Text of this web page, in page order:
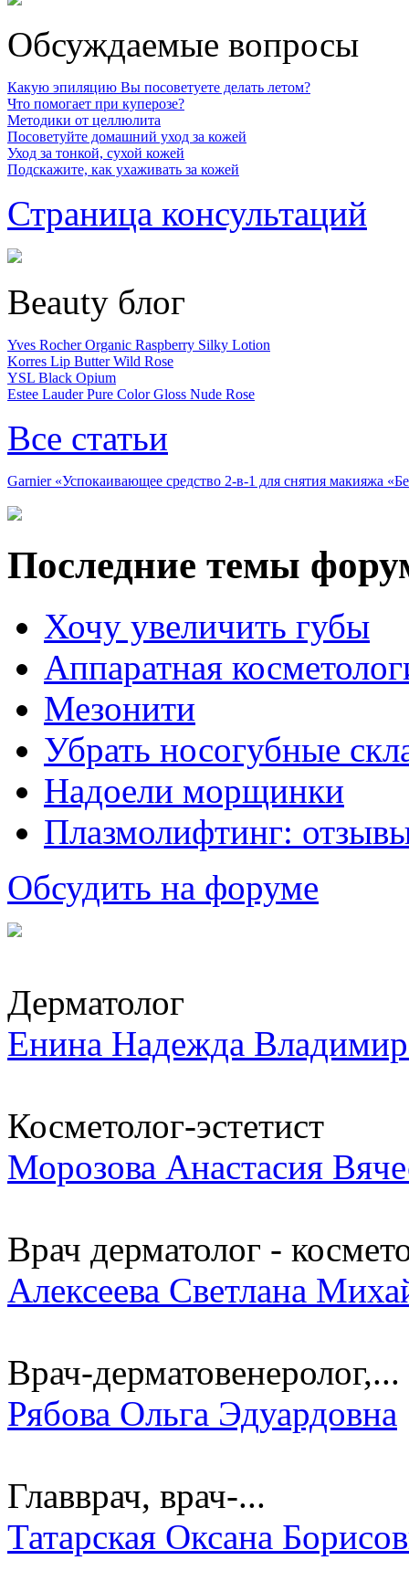
Обсуждаемые вопросы
Какую эпиляцию Вы посоветуете делать летом?
Что помогает при куперозе?
Методики от целлюлита
Посоветуйте домашний уход за кожей
Уход за тонкой, сухой кожей
Подскажите, как ухаживать за кожей
Страница консультаций
Beauty блог
Yves Rocher Organic Raspberry Silky Lotion
Korres Lip Butter Wild Rose
YSL Black Opium
Estee Lauder Pure Color Gloss Nude Rose
Все статьи
Garnier «Успокаивающее средство 2-в-1 для снятия макияжа
Последние темы
Хочу увеличить губы
Аппаратная
Мезонити
Убрать носогубные
Надоели морщинки
Плазмолифтинг:
Обсудить на форуме
Дерматолог
Енина Надежда
Косметолог-эстетист
Морозова Анастасия
Врач дерматолог -
Алексеева Светлана
Врач-дерматовенеролог,...
Рябова Ольга Эдуардовна
Главврач, врач-...
Татарская Оксана